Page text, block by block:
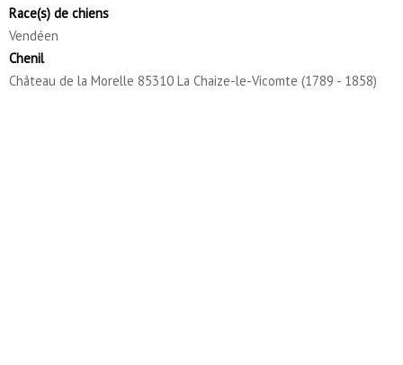
Race(s) de chiens
Vendéen
Chenil
Château de la Morelle 85310 La Chaize-le-Vicomte (1789 - 1858)